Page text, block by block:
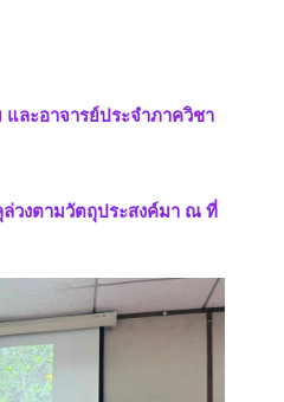
ละอาจารย์ประจำภาควิชา
วงตามวัตถุประสงค์มา ณ ที่